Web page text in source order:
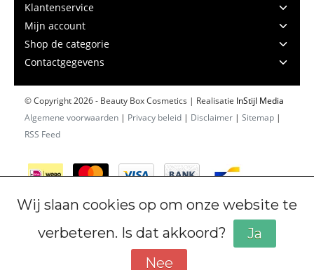
Klantenservice
Mijn account
Shop de categorie
Contactgegevens
© Copyright 2026 - Beauty Box Cosmetics | Realisatie InStijl Media
Algemene voorwaarden | Privacy beleid | Disclaimer | Sitemap |
RSS Feed
Wij slaan cookies op om onze website te
verbeteren. Is dat akkoord?
Ja
Nee